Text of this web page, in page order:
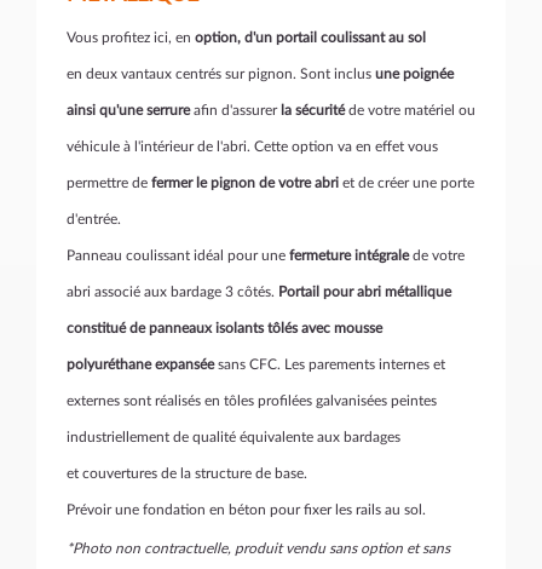
Vous profitez ici, en option, d'un portail coulissant au sol
en deux vantaux centrés sur pignon. Sont inclus une poignée
ainsi qu'une serrureafin d'assurer la sécuritéde votre matériel ou
véhicule à l'intérieur de l'abri. Cette option va en effet vous
permettre de fermer le pignon de votre abri et de créer une porte
d'entrée.
Panneau coulissant idéal pour une fermeture intégralede votre
abri associé aux bardage 3 côtés. Portail pour abri métallique
constitué de panneaux isolants tôlés avec mousse
polyuréthane expanséesans CFC. Les parements internes et
externes sont réalisés en tôles profilées galvanisées peintes
industriellement de qualité équivalente aux bardages
et couvertures de la structure de base.
Prévoir une fondation en béton pour fixer les rails au sol.
*Photo non contractuelle, produit vendu sans option et sans